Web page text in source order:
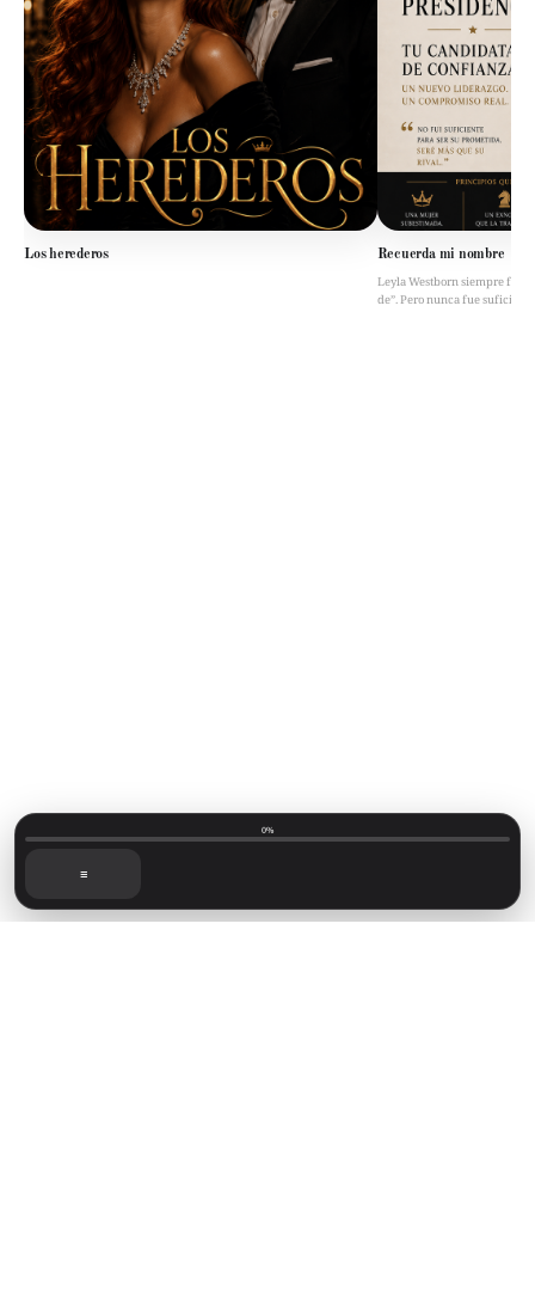
☰
0%
Los herederos Recuerda mi nombre
Leyla Westborn siempre fue
de”. Pero nunca fue